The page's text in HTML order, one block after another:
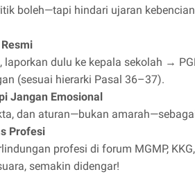
boleh—tapi hindari ujaran
laporkan dulu ke kepala sekolah →
(sesuai hierarki Pasal 36–37).
Jangan Emosional
dan aturan—bukan
Profesi
profesi di forum MGMP,
semakin didengar!